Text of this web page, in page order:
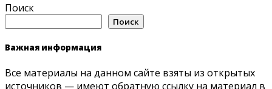
Поиск
Поиск
Важная информация
Все материалы на данном сайте взяты из открытых
источников — имеют обратную ссылку на материал в